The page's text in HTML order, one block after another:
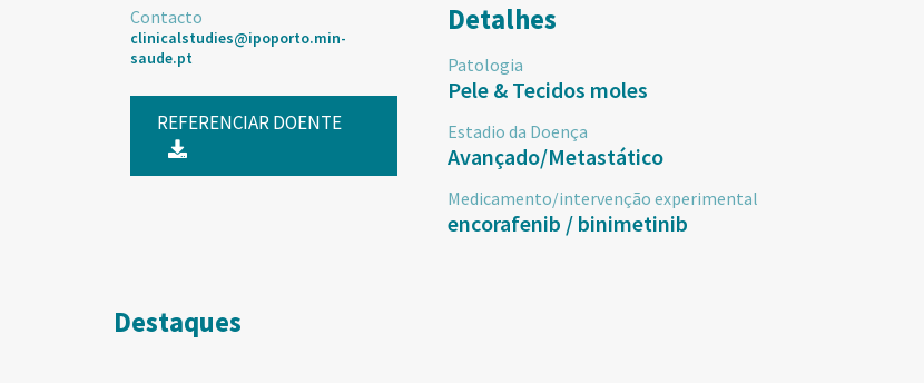
Contacto
clinicalstudies@ipoporto.min-
saude.pt
REFERENCIAR DOENTE
Detalhes
Patologia
Pele & Tecidos moles
Estadio da Doença
Avançado/Metastático
Medicamento/intervenção experimental
encorafenib / binimetinib
Destaques